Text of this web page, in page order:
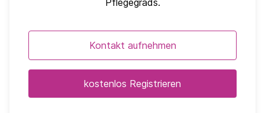
Pflegegrads.
Kontakt aufnehmen
kostenlos Registrieren